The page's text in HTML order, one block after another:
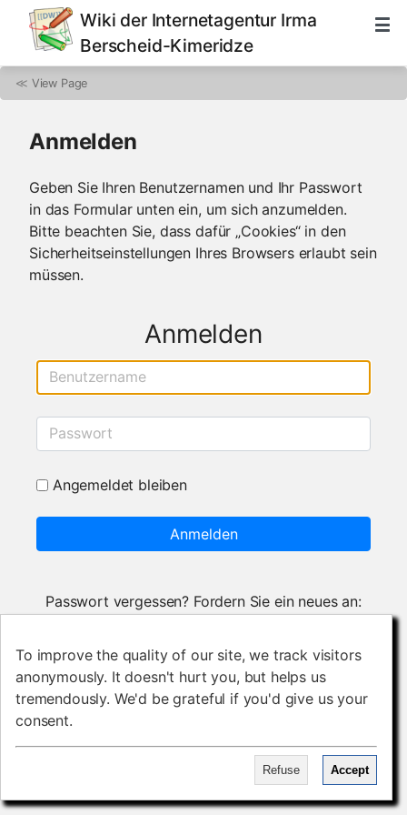
Wiki der Internetagentur Irma
Berscheid-Kimeridze
≪ View Page
Anmelden
Geben Sie Ihren Benutzernamen und Ihr Passwort
in das Formular unten ein, um sich anzumelden.
Bitte beachten Sie, dass dafür „Cookies“ in den
Sicherheitseinstellungen Ihres Browsers erlaubt sein
müssen.
Anmelden
Benutzername
Passwort
Angemeldet bleiben
Anmelden
Passwort vergessen? Fordern Sie ein neues an:
To improve the quality of our site, we track visitors
anonymously. It doesn't hurt you, but helps us
tremendously. We'd be grateful if you'd give us your
consent.
Accept
Refuse
To improve the quality of our site, we track visitors
anonymously. It doesn't hurt you, but helps us
tremendously. We'd be grateful if you'd give us your
consent.
Accept
Refuse